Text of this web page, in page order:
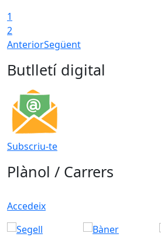
1
2
AnteriorSegüent
Butlletí digital
Subscriu-te
Plànol / Carrers
Accedeix